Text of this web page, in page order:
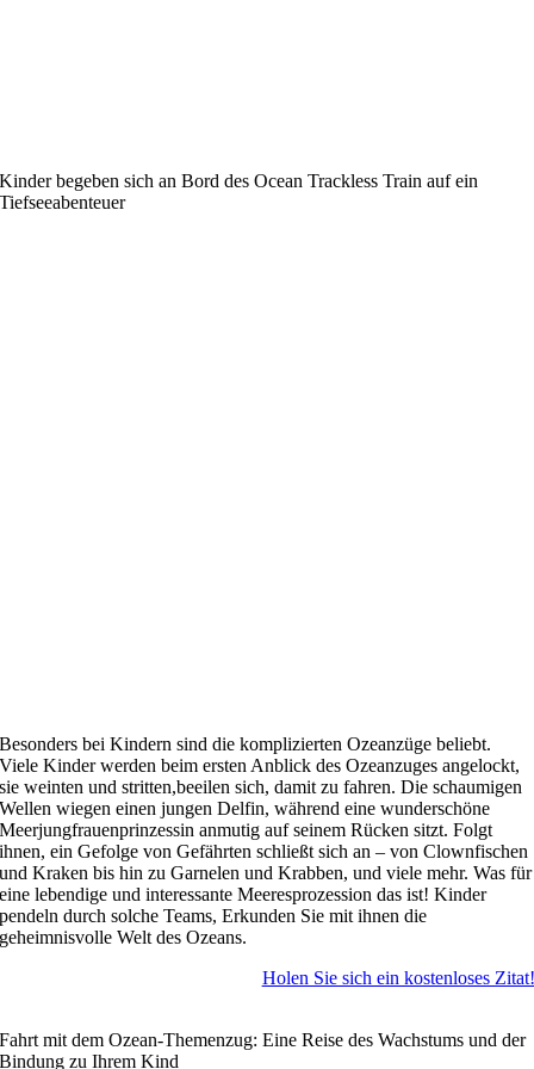
Kinder begeben sich an Bord des Ocean Trackless Train auf ein
Tiefseeabenteuer
Besonders bei Kindern sind die komplizierten Ozeanzüge beliebt.
Viele Kinder werden beim ersten Anblick des Ozeanzuges angelockt,
sie weinten und stritten,beeilen sich, damit zu fahren. Die schaumigen
Wellen wiegen einen jungen Delfin, während eine wunderschöne
Meerjungfrauenprinzessin anmutig auf seinem Rücken sitzt. Folgt
ihnen, ein Gefolge von Gefährten schließt sich an – von Clownfischen
und Kraken bis hin zu Garnelen und Krabben, und viele mehr. Was für
eine lebendige und interessante Meeresprozession das ist! Kinder
pendeln durch solche Teams, Erkunden Sie mit ihnen die
geheimnisvolle Welt des Ozeans.
Holen Sie sich ein kostenloses Zitat!
Fahrt mit dem Ozean-Themenzug: Eine Reise des Wachstums und der
Bindung zu Ihrem Kind